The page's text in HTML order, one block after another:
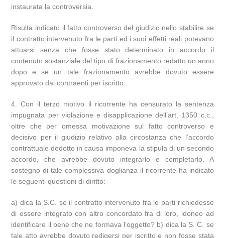
instaurata la controversia.
Risulta indicato il fatto controverso del giudizio nello stabilire se
il contratto intervenuto fra le parti ed i suoi effetti reali potevano
attuarsi senza che fosse stato determinato in accordo il
contenuto sostanziale del tipo di frazionamento redatto un anno
dopo e se un tale frazionamento avrebbe dovuto essere
approvato dai contraenti per iscritto.
4. Con il terzo motivo il ricorrente ha censurato la sentenza
impugnata per violazione e disapplicazione dell’art. 1350 c.c.,
oltre che per omessa motivazione sul fatto controverso e
decisivo per il giudizio relativo alla circostanza che l’accordo
contrattuale dedotto in causa imponeva la stipula di un secondo
accordo, che avrebbe dovuto integrarlo e completarlo. A
sostegno di tale complessiva doglianza il ricorrente ha indicato
le seguenti questioni di diritto:
a) dica la S.C. se il contratto intervenuto fra le parti richiedesse
di essere integrato con altro concordato fra di loro, idoneo ad
identificare il bene che ne formava l’oggetto? b) dica la S. C. se
tale atto avrebbe dovuto redigersi per iscritto e non fosse stata